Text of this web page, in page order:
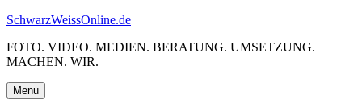
Skip
content
SchwarzWeissOnline.de
FOTO. VIDEO. MEDIEN. BERATUNG. UMSETZUNG.
MACHEN. WIR.
Menu